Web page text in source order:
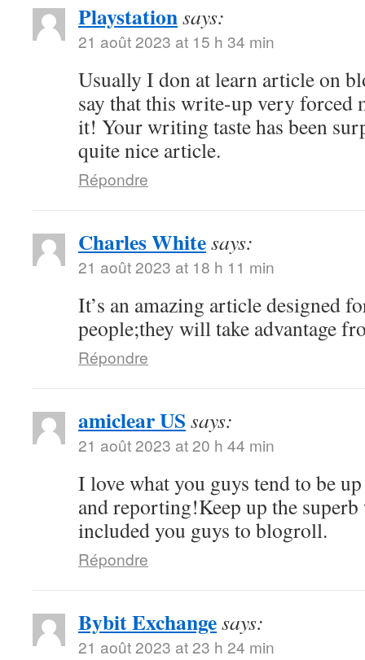
Playstationsays:
21 août 2023 at 15 h 34 min
Usually I don at learn article on
say that this write-up very forced
it! Your writing taste has been
quite nice article.
Répondre
Charles Whitesays:
21 août 2023 at 18 h 11 min
It’s an amazing article designed
people;they will take advantage
Répondre
amiclear US says:
21 août 2023 at 20 h 44 min
I love what you guys tend to be
and reporting!Keep up the superb
included you guys to blogroll.
Répondre
Bybit Exchangesays:
21 août 2023 at 23 h 24 min